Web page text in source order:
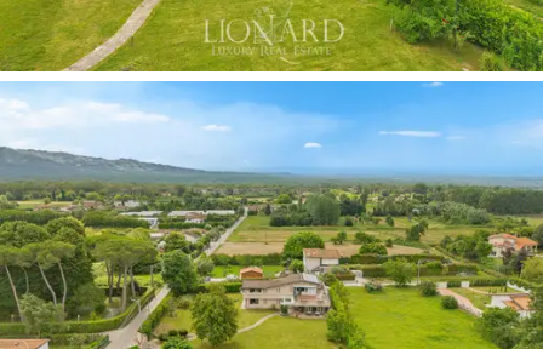
lähtökohta matkalle äärimmäisen elegantteihin
sisätiloihin, joissa hienot materiaalit ja moitteeton
ylläpito lisäävät koko asuinkompleksin ainutlaatuisuutta
ja arvovaltaa.
Sisätilojen asettelulisää korkealuokkaisen
viihtyisyyden tunnetta, joka ilmenee avarina ja
dramaattisten, ylellisten yksityiskohtien kautta.
Pääkerroksessa onmajesteettinen vastaanottohalli,
jossa hienosta punaisesta marmorista valmistetut
lattiat täydentävät vaikuttavaa suonikkaisesta